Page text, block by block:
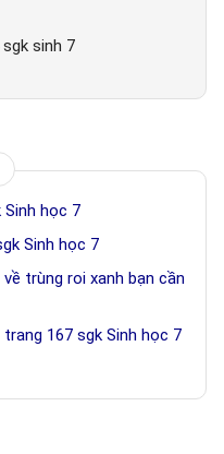
sinh 7
học 7
Sinh học 7
trùng roi xanh bạn cần
167 sgk Sinh học 7